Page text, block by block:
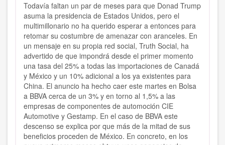
Todavía faltan un par de meses para que Donad Trump
asuma la presidencia de Estados Unidos, pero el
multimillonario no ha querido esperar a entonces para
retomar su costumbre de amenazar con aranceles. En
un mensaje en su propia red social, Truth Social, ha
advertido de que impondrá desde el primer momento
una tasa del 25% a todas las importaciones de Canadá
y México y un 10% adicional a los ya existentes para
China. El anuncio ha hecho caer este martes en Bolsa
a BBVA cerca de un 3% y en torno al 1,5% a las
empresas de componentes de automoción CIE
Automotive y Gestamp. En el caso de BBVA este
descenso se explica por que más de la mitad de sus
beneficios proceden de México. En concreto, en los